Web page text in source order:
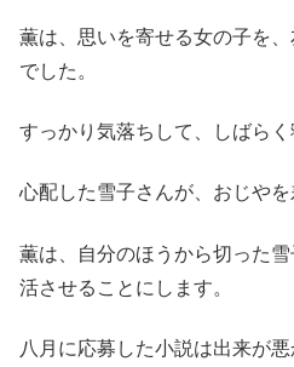
薫は、思いを寄せる女の子を
でした。
すっかり気落ちして、しばらく
心配した雪子さんが、おじやを
薫は、自分のほうから切った
活させることにします。
八月に応募した小説は出来が